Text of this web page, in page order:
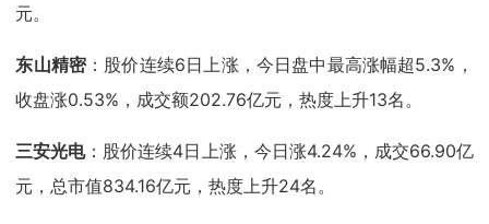
元。
东山精密：股价连续6日上涨，今日盘中最高涨幅超5.3%，
收盘涨0.53%，成交额202.76亿元，热度上升13名。
三安光电：股价连续4日上涨，今日涨4.24%，成交66.90亿
元，总市值834.16亿元，热度上升24名。